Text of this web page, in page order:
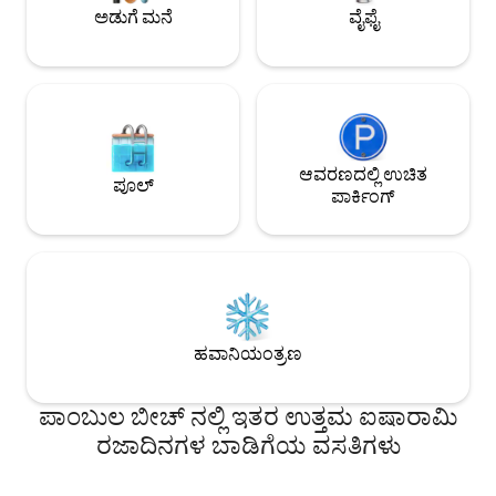
ಅಡುಗೆ ಮನೆ ವೈಫೈ
ಪೂಲ್
ಆವರಣದಲ್ಲಿ ಉಚಿತ
ಪಾರ್ಕಿಂಗ್
ಹವಾನಿಯಂತ್ರಣ
ಪಾಂಬುಲ ಬೀಚ್ ನಲ್ಲಿ ಇತರ ಉತ್ತಮ ಐಷಾರಾಮಿ
ರಜಾದಿನಗಳ ಬಾಡಿಗೆಯ ವಸತಿಗಳು